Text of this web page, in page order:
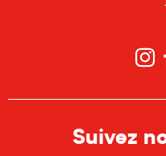
Suivez